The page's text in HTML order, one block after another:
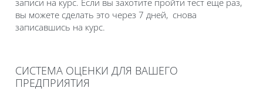
записи на курс. Если вы захотите пройти тест еще раз,
вы можете сделать это через 7 дней, снова
записавшись на курс.
СИСТЕМА ОЦЕНКИ ДЛЯ ВАШЕГО
ПРЕДПРИЯТИЯ